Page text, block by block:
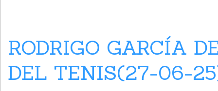
RODRIGO GARCÍA
DEL TENIS(27-06-